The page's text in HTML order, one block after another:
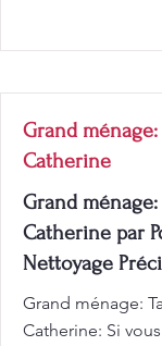
Grand
Catherine
Grand
Catherine par
Nettoyage
Grand ménage:
Catherine: Si